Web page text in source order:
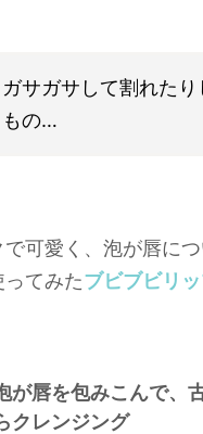
ガサガサして割れた
もの…
で可愛く、泡が唇に
てみたブビブビリ
が唇を包みこんで、
クレンジング